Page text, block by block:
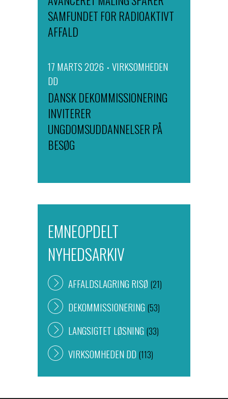
SAMFUNDET FOR RADIOAKTIVT
AFFALD
17 MARTS 2026
VIRKSOMHEDEN
DD
DANSK DEKOMMISSIONERING
INVITERER
UNGDOMSUDDANNELSER PÅ
BESØG
EMNEOPDELT
NYHEDSARKIV
AFFALDSLAGRING RISØ (21)
DEKOMMISSIONERING (53)
LANGSIGTET LØSNING (33)
VIRKSOMHEDEN DD (113)